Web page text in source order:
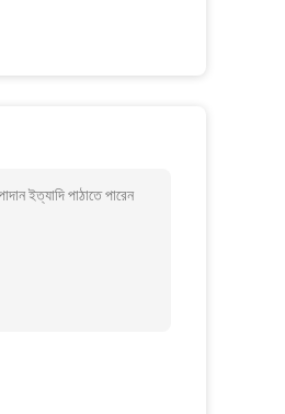
ইত্যাদি পাঠাতে পারেন